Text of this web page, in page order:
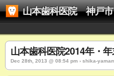
山本歯科医院 神戸市 須磨区 北落合（名谷駅）
山本歯科医院2014年・
Dec 28th, 2013 @ 08:54 pm › shika-